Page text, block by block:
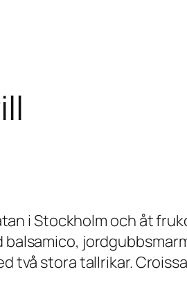
i Stockholm och åt
två stora tallrikar.